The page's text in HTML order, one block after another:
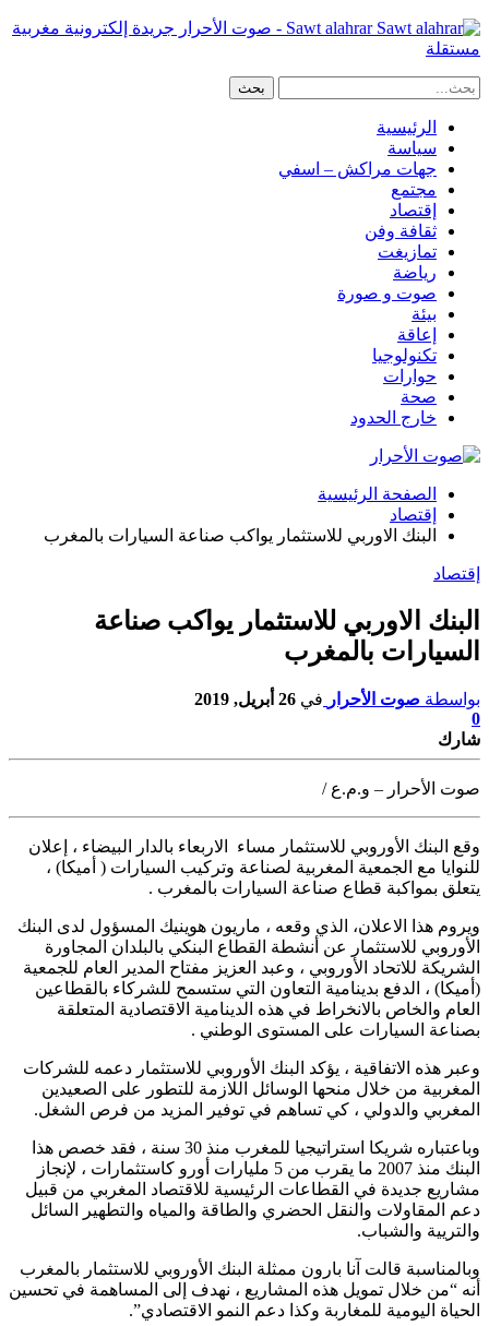
Sawt alahrar - صوت الأحرار جريدة إلكترونية مغربية
مستقلة
الرئيسية
سياسة
جهات مراكش – اسفي
مجتمع
إقتصاد
ثقافة وفن
تمازيغت
رياضة
صوت و صورة
بيئة
إعاقة
تكنولوجيا
حوارات
صحة
خارج الحدود
الصفحة الرئيسية
إقتصاد
البنك الاوربي للاستثمار يواكب صناعة السيارات بالمغرب
إقتصاد
البنك الاوربي للاستثمار يواكب صناعة
السيارات بالمغرب
بواسطة صوت الأحرار في 26 أبريل, 2019
0
شارك
صوت الأحرار – و.م.ع /
وقع البنك الأوروبي للاستثمار مساء الاربعاء بالدار البيضاء ، إعلان
للنوايا مع الجمعية المغربية لصناعة وتركيب السيارات ( أميكا) ،
يتعلق بمواكبة قطاع صناعة السيارات بالمغرب .
ويروم هذا الاعلان، الذي وقعه ، ماريون هوينيك المسؤول لدى البنك
الأوروبي للاستثمار عن أنشطة القطاع البنكي بالبلدان المجاورة
الشريكة للاتحاد الأوروبي ، وعبد العزيز مفتاح المدير العام للجمعية
(أميكا) ، الدفع بدينامية التعاون التي ستسمح للشركاء بالقطاعين
العام والخاص بالانخراط في هذه الدينامية الاقتصادية المتعلقة
بصناعة السيارات على المستوى الوطني .
وعبر هذه الاتفاقية ، يؤكد البنك الأوروبي للاستثمار دعمه للشركات
المغربية من خلال منحها الوسائل اللازمة للتطور على الصعيدين
المغربي والدولي ، كي تساهم في توفير المزيد من فرص الشغل.
وباعتباره شريكا استراتيجيا للمغرب منذ 30 سنة ، فقد خصص هذا
البنك منذ 2007 ما يقرب من 5 مليارات أورو كاستثمارات ، لإنجاز
مشاريع جديدة في القطاعات الرئيسية للاقتصاد المغربي من قبيل
دعم المقاولات والنقل الحضري والطاقة والمياه والتطهير السائل
والتريية والشباب.
وبالمناسبة قالت آنا بارون ممثلة البنك الأوروبي للاستثمار بالمغرب
أنه “من خلال تمويل هذه المشاريع ، نهدف إلى المساهمة في تحسين
الحياة اليومية للمغاربة وكذا دعم النمو الاقتصادي”.